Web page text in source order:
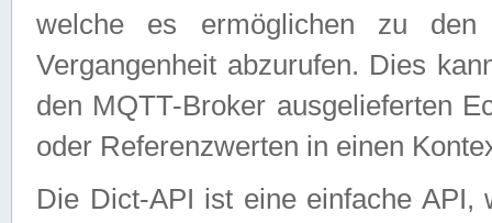
welche es ermöglichen zu den
Vergangenheit abzurufen. Dies
den MQTT-Broker ausgelieferten
oder Referenzwerten in einen
Die Dict-API ist eine einfache API,